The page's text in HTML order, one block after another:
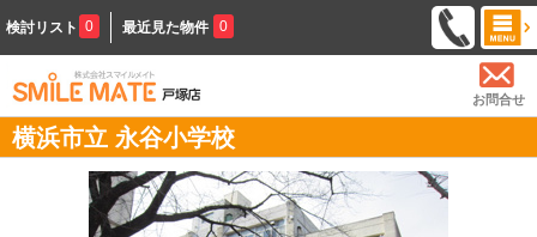
検討リスト 0 最近見た物件 0
お問合せ
横浜市立 永谷小学校